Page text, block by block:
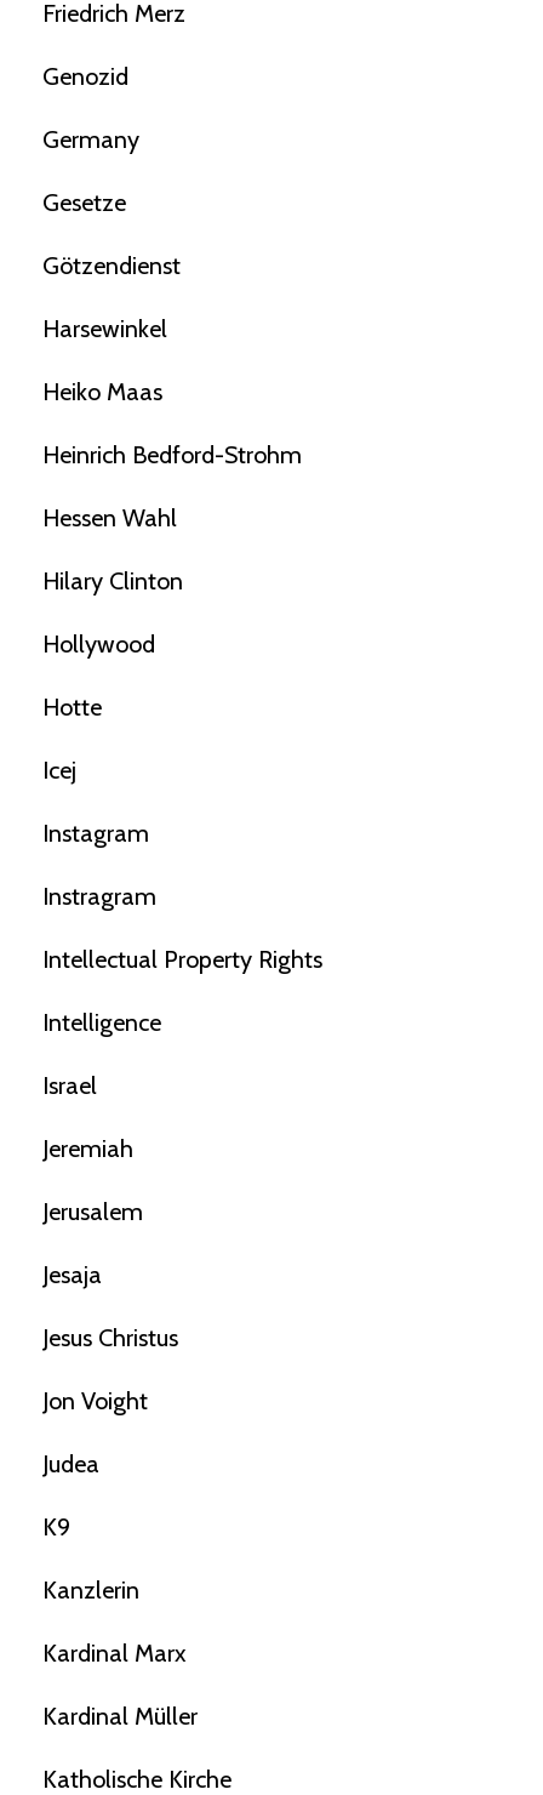
Friedrich Merz
Genozid
Germany
Gesetze
Götzendienst
Harsewinkel
Heiko Maas
Heinrich Bedford-Strohm
Hessen Wahl
Hilary Clinton
Hollywood
Hotte
Icej
Instagram
Instragram
Intellectual Property Rights
Intelligence
Israel
Jeremiah
Jerusalem
Jesaja
Jesus Christus
Jon Voight
Judea
K9
Kanzlerin
Kardinal Marx
Kardinal Müller
Katholische Kirche